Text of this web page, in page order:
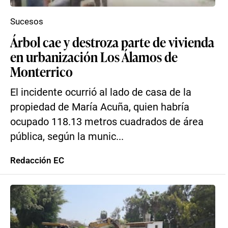
Árbol cae y destroza parte de vivienda
en urbanización Los Álamos de
Monterrico
El incidente ocurrió al lado de casa de la
propiedad de María Acuña, quien habría
ocupado 118.13 metros cuadrados de área
pública, según la munic...
Sucesos
Redacción EC